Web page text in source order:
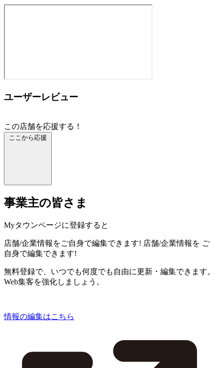
ユーザーレビュー
この店舗を応援する！
ここから応援
事業主の皆さま
Myタウンページに登録すると
店舗/企業情報をご自身で編集できます! 店舗/企業情報を ご
自身で編集できます!
無料登録で、いつでも何度でも自由に更新・編集できます。
Web集客を強化しましょう。
情報の編集はこちら